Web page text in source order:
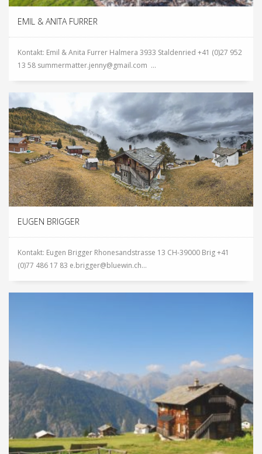
EMIL & ANITA FURRER
Kontakt: Emil & Anita Furrer Halmera 3933 Staldenried +41 (0)27 952
13 58 summermatter.jenny@gmail.com ...
EUGEN BRIGGER
Kontakt: Eugen Brigger Rhonesandstrasse 13 CH-39000 Brig +41
(0)77 486 17 83 e.brigger@bluewin.ch...